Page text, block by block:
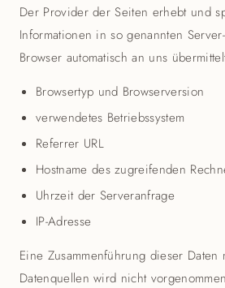
Der Provider der Seiten erhebt und
Informationen in so genannten
Browser automatisch an uns
Browsertyp und Browserversion
verwendetes Betriebssystem
Referrer URL
Hostname des zugreifenden
Uhrzeit der Serveranfrage
IP-Adresse
Eine Zusammenführung dieser Daten
Datenquellen wird nicht